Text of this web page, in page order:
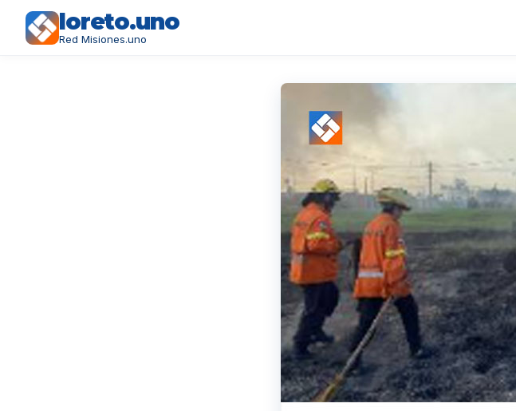
loreto.uno
Red Misiones.uno